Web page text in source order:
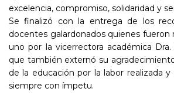
excelencia, compromiso, solidaridad y
Se finalizó con la entrega de los
docentes galardonados quienes fueron
uno por la vicerrectora académica
que también externó su
de la educación por la labor realizada
siempre con ímpetu.